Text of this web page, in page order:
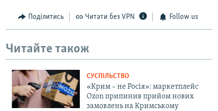
Поділитись Читати без VPN Follow us
Читайте також
СУСПІЛЬСТВО
«Крим – не Росія»: маркетплейс
Ozon припинив прийом нових
замовлень на Кримському